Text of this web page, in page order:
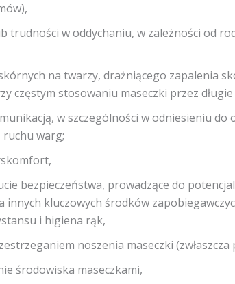
trudności w oddychaniu, w zależności od
na twarzy, drażniącego zapalenia
częstym stosowaniu maseczki przez
w szczególności w odniesieniu do
ruchu warg;
bezpieczeństwa, prowadzące do
innych kluczowych środków
i higiena rąk,
noszenia maseczki (zwłaszcza
środowiska maseczkami,